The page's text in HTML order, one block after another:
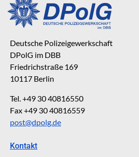
Deutsche Polizeigewerkschaft
DPolG im DBB
Friedrichstraße 169
10117 Berlin
Tel. +49 30 40816550
Fax +49 30 40816559
post@dpolg.de
Kontakt